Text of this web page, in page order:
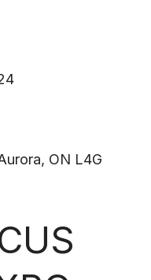
ON L4G